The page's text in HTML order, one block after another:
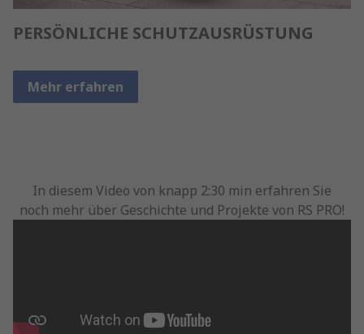
PERSÖNLICHE SCHUTZAUSRÜSTUNG
Mehr erfahren
In diesem Video von knapp 2:30 min erfahren Sie
noch mehr über Geschichte und Projekte von RS PRO!